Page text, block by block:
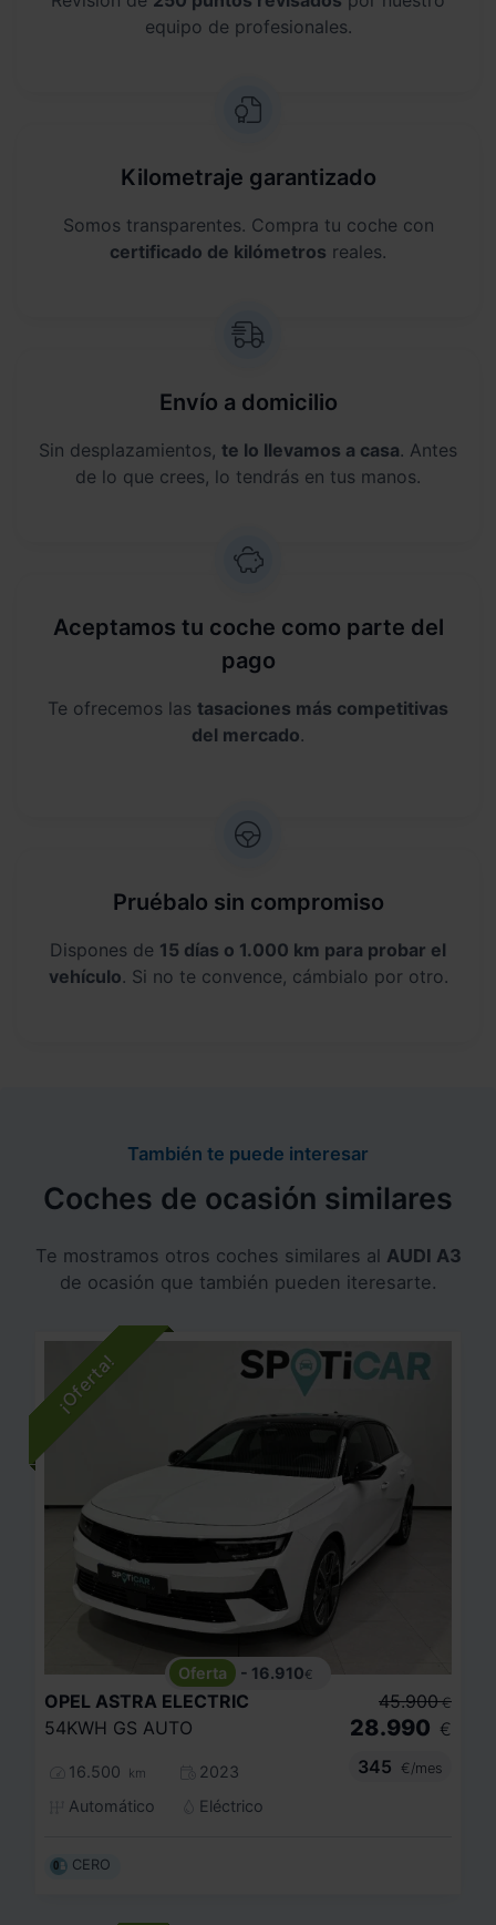
equipo de profesionales.
Kilometraje garantizado
Somos transparentes. Compra tu coche con
certificado de kilómetros reales.
Envío a domicilio
Sin desplazamientos, te lo llevamos a casa. Antes
de lo que crees, lo tendrás en tus manos.
Aceptamos tu coche como parte del
pago
Te ofrecemos las tasaciones más competitivas
del mercado.
Pruébalo sin compromiso
Dispones de 15 días o 1.000 km para probar el
vehículo. Si no te convence, cámbialo por otro.
También te puede interesar
Coches de ocasión similares
Te mostramos otros coches similares al AUDI A3
de ocasión que también pueden iteresarte.
- 16.910€
OPEL ASTRA ELECTRIC
54KWH GS AUTO
16.500 km
2023
Automático
Eléctrico
45.900 €
28.990 €
345
€/mes
CERO